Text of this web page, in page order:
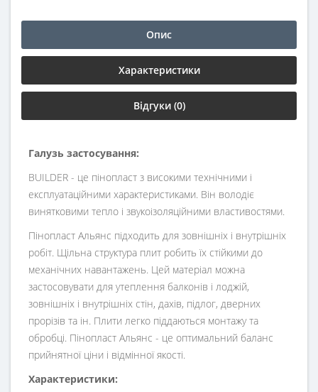
Опис
Характеристики
Відгуки (0)
Галузь застосування:
BUILDER - це пінопласт з високими технічними і
експлуатаційними характеристиками. Він володіє
винятковими тепло і звукоізоляційними властивостями.
Пінопласт Альянс підходить для зовнішніх і внутрішніх
робіт. Щільна структура плит робить їх стійкими до
механічних навантажень. Цей матеріал можна
застосовувати для утеплення балконів і лоджій,
зовнішніх і внутрішніх стін, дахів, підлог, дверних
прорізів та ін. Плити легко піддаються монтажу та
обробці. Пінопласт Альянс - це оптимальний баланс
прийнятної ціни і відмінної якості.
Характеристики: